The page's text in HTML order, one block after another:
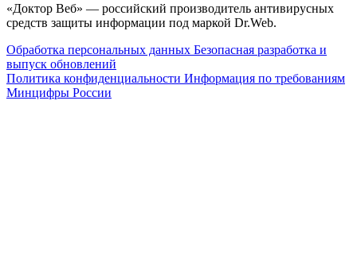
«Доктор Веб» — российский производитель антивирусных
средств защиты информации под маркой Dr.Web.
Обработка персональных данных Безопасная разработка и
выпуск обновлений
Политика конфиденциальности Информация по требованиям
Минцифры России